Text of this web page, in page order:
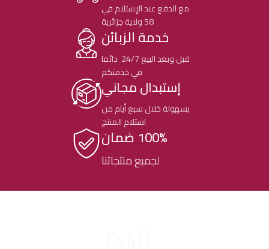
مع الدفع عند الإستلام في
58 ولاية جزائرية
خدمة الزبائن
قبل وبعد البيع 24/7 دائما
في خدمتكم
إستبدال مجاني
بسهولة خلال سبع أيام من
استلام المنتج
100% ضمان
لجميع منتجاتنا